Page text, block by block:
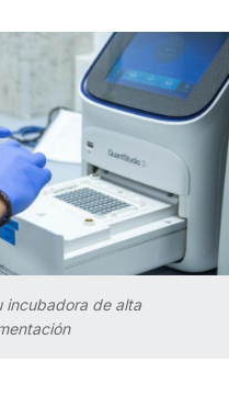
incubadora de alta